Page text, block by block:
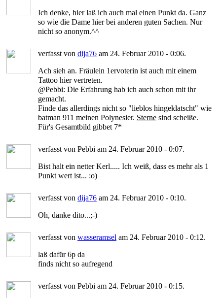
Ich denke, hier laß ich auch mal einen Punkt da. Ganz
so wie die Dame hier bei anderen guten Sachen. Nur
nicht so anonym.^^
verfasst von dija76 am 24. Februar 2010 - 0:06.
Ach sieh an. Fräulein 1ervoterin ist auch mit einem
Tattoo hier vertreten.
@Pebbi: Die Erfahrung hab ich auch schon mit ihr
gemacht.
Finde das allerdings nicht so "lieblos hingeklatscht" wie
batman 911 meinen Polynesier. Sterne sind scheiße.
Für's Gesamtbild gibbet 7*
verfasst von Pebbi am 24. Februar 2010 - 0:07.
Bist halt ein netter Kerl..... Ich weiß, dass es mehr als 1
Punkt wert ist... :o)
verfasst von dija76 am 24. Februar 2010 - 0:10.
Oh, danke dito...;-)
verfasst von wasseramsel am 24. Februar 2010 - 0:12.
laß dafür 6p da
finds nicht so aufregend
verfasst von Pebbi am 24. Februar 2010 - 0:15.